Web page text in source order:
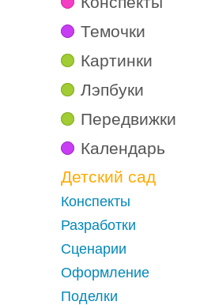
Темочки
Картинки
Лэпбуки
Передвижки
Календарь
Детский сад
Конспекты
Разработки
Сценарии
Оформление
Поделки